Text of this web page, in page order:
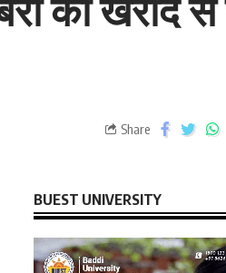
की खरीद से
Share
BUEST UNIVERSITY